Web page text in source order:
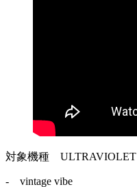
対象機種 ULTRAVIOLET
- vintage vibe